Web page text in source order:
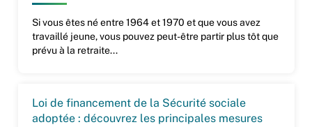
Si vous êtes né entre 1964 et 1970 et que vous avez
travaillé jeune, vous pouvez peut-être partir plus tôt que
prévu à la retraite...
Loi de financement de la Sécurité sociale
adoptée : découvrez les principales mesures